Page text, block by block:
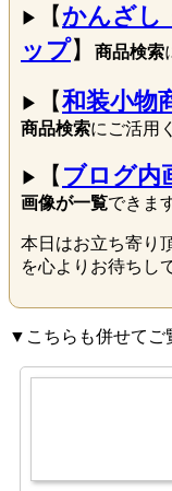
▶ 【かんざし
ップ】 商品検索
▶ 【和装小物
商品検索にご活用
▶ 【 ブログ内
画像が一覧できま
本日はお立ち寄り
を心よりお待ちし
▼こちらも併せてご